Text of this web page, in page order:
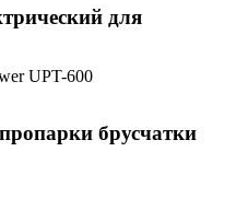
для
брусчатки